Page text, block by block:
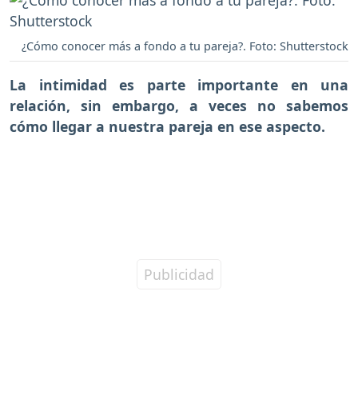
¿Cómo conocer más a fondo a tu pareja?. Foto: Shutterstock
La intimidad es parte importante en una
relación, sin embargo, a veces no sabemos
cómo llegar a nuestra pareja en ese aspecto.